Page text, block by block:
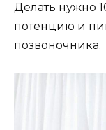
Делать нужно
потенцию и
позвоночника.